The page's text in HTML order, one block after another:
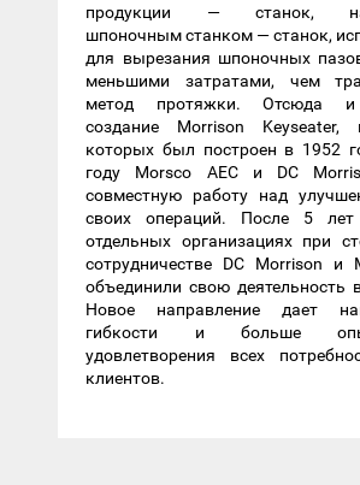
продукции — станок,
шпоночным станком — станок,
для вырезания шпоночных
меньшими затратами, чем
метод протяжки. Отсюда и
создание Morrison Keyseater,
которых был построен в 1952
году Morsco AEC и DC
совместную работу над
своих операций. После 5
отдельных организациях при
сотрудничестве DC Morrison и
объединили свою деятельность
Новое направление дает
гибкости и больше
удовлетворения всех
клиентов.